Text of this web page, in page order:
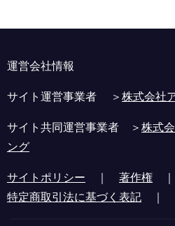
運営会社情報
サイト運営事業者 ＞株式会社
サイト共同運営事業者 ＞株式
ング
サイトポリシー ｜ 著作権
特定商取引法に基づく表記 ｜